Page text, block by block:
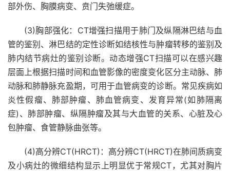
部外伤、胸膜病变、贲门失弛缓症。
(3)胸部强化：CT增强扫描用于肺门及纵隔淋巴结与血
管的鉴别、淋巴结的定性诊断如结核性与肿瘤转移的鉴别及
肺内结节病灶的鉴别诊断。动态增强CT扫描可以在感兴趣
层面上根据扫描时间和血管影像的密度变化区分主动脉、肺
动脉和肺静脉充盈期，可用于血管病变的诊断。常见疾病如
炎性假瘤、肺部肿瘤、肺血管病变、发育异常(如肺隔离
症)、肺部肿瘤、纵隔肿瘤及其与大血管的关系、心脏及心
包肿瘤、食管静脉曲张等。
(4)高分辨CT(HRCT)：高分辨CT(HRCT)在肺间质病变
及小病灶的微细结构显示上明显优于常规CT，尤其对胸片